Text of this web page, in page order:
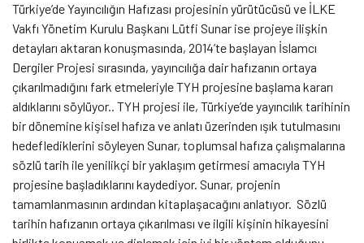
Türkiye’de Yayıncılığın Hafızası projesinin yürütücüsü ve İLKE
Vakfı Yönetim Kurulu Başkanı Lütfi Sunar ise projeye ilişkin
detayları aktaran konuşmasında, 2014’te başlayan İslamcı
Dergiler Projesi sırasında, yayıncılığa dair hafızanın ortaya
çıkarılmadığını fark etmeleriyle TYH projesine başlama kararı
aldıklarını söylüyor.. TYH projesi ile, Türkiye’de yayıncılık tarihinin
bir dönemine kişisel hafıza ve anlatı üzerinden ışık tutulmasını
hedeflediklerini söyleyen Sunar, toplumsal hafıza çalışmalarına
sözlü tarih ile yenilikçi bir yaklaşım getirmesi amacıyla TYH
projesine başladıklarını kaydediyor. Sunar, projenin
tamamlanmasının ardından kitaplaşacağını anlatıyor. Sözlü
tarihin hafızanın ortaya çıkarılması ve ilgili kişinin hikayesini